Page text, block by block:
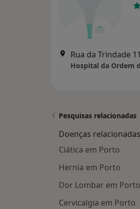
Rua da Trindade
Hospital da Ordem
Pesquisas relacionadas
Doenças
Ciática em Porto
Hernia em Porto
Dor Lombar em Porto
Cervicalgia em Porto